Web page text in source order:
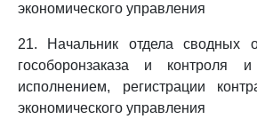
экономического управления
21. Начальник отдела сводных
гособоронзаказа и контроля
исполнением, регистрации
экономического управления